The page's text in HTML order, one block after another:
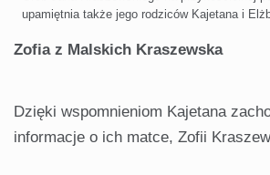
upamiętnia także jego rodziców Kajetana i
Zofia z Malskich Kraszewska
Dzięki wspomnieniom Kajetana
informacje o ich matce, Zofii